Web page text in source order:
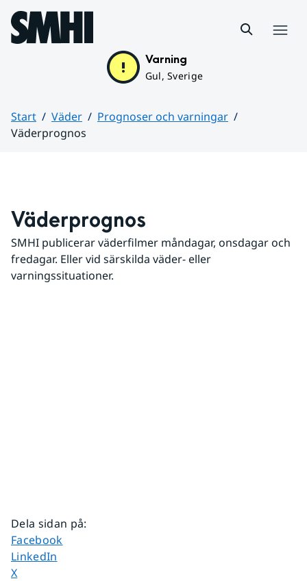
Hoppa till sidans innehåll
Varning
Gul, Sverige
Start Väder
Prognoser och varningar
Väderprognos
Väderprognos
SMHI publicerar väderfilmer måndagar, onsdagar och
fredagar. Eller vid särskilda väder- eller
varningssituationer.
Dela sidan på:
Dela sidan på
Facebook
Dela sidan på
LinkedIn
Dela sidan på
X